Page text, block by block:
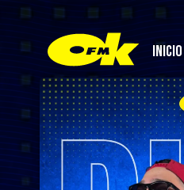
INICIO